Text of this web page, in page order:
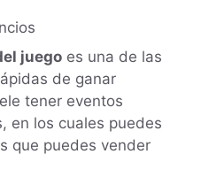
juego es una de las
de ganar
tener eventos
en los cuales puedes
que puedes vender